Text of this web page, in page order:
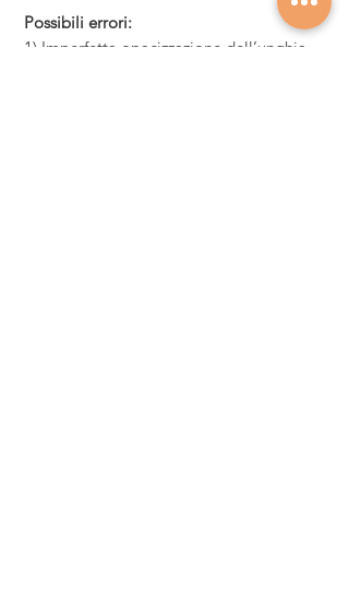
Possibili errori:
1) Imperfetta opacizzazione dell’unghia